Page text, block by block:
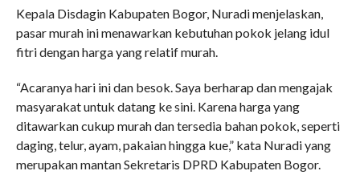
Kepala Disdagin Kabupaten Bogor, Nuradi menjelaskan,
pasar murah ini menawarkan kebutuhan pokok jelang idul
fitri dengan harga yang relatif murah.
“Acaranya hari ini dan besok. Saya berharap dan mengajak
masyarakat untuk datang ke sini. Karena harga yang
ditawarkan cukup murah dan tersedia bahan pokok, seperti
daging, telur, ayam, pakaian hingga kue,” kata Nuradi yang
merupakan mantan Sekretaris DPRD Kabupaten Bogor.